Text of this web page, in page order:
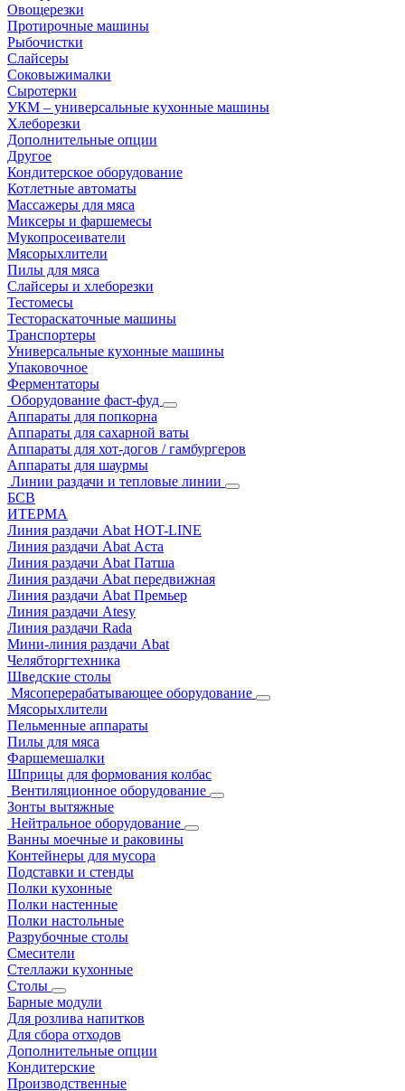
Овощерезки
Протирочные машины
Рыбочистки
Слайсеры
Соковыжималки
Сыротерки
УКМ – универсальные кухонные машины
Хлеборезки
Дополнительные опции
Другое
Кондитерское оборудование
Котлетные автоматы
Массажеры для мяса
Миксеры и фаршемесы
Мукопросеиватели
Мясорыхлители
Пилы для мяса
Слайсеры и хлеборезки
Тестомесы
Тестораскаточные машины
Транспортеры
Универсальные кухонные машины
Упаковочное
Ферментаторы
Оборудование фаст-фуд
Аппараты для попкорна
Аппараты для сахарной ваты
Аппараты для хот-догов / гамбургеров
Аппараты для шаурмы
Линии раздачи и тепловые линии
БСВ
ИТЕРМА
Линия раздачи Abat HOT-LINE
Линия раздачи Abat Аста
Линия раздачи Abat Патша
Линия раздачи Abat передвижная
Линия раздачи Abat Премьер
Линия раздачи Atesy
Линия раздачи Rada
Мини-линия раздачи Abat
Челябторгтехника
Шведские столы
Мясоперерабатывающее оборудование
Мясорыхлители
Пельменные аппараты
Пилы для мяса
Фаршемешалки
Шприцы для формования колбас
Вентиляционное оборудование
Зонты вытяжные
Нейтральное оборудование
Ванны моечные и раковины
Контейнеры для мусора
Подставки и стенды
Полки кухонные
Полки настенные
Полки настольные
Разрубочные столы
Смесители
Стеллажи кухонные
Столы
Барные модули
Для розлива напитков
Для сбора отходов
Дополнительные опции
Кондитерские
Производственные